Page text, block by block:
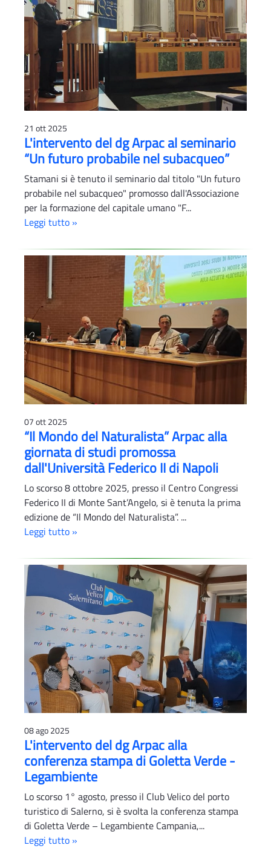
21 ott 2025
L'intervento del dg Arpac al seminario
“Un futuro probabile nel subacqueo”
Stamani si è tenuto il seminario dal titolo "Un futuro
probabile nel subacqueo" promosso dall'Associazione
per la formazione del capitale umano "F...
Leggi tutto »
07 ott 2025
“Il Mondo del Naturalista” Arpac alla
giornata di studi promossa
dall'Università Federico II di Napoli
Lo scorso 8 ottobre 2025, presso il Centro Congressi
Federico II di Monte Sant’Angelo, si è tenuta la prima
edizione de “Il Mondo del Naturalista”. ...
Leggi tutto »
08 ago 2025
L'intervento del dg Arpac alla
conferenza stampa di Goletta Verde -
Legambiente
Lo scorso 1° agosto, presso il Club Velico del porto
turistico di Salerno, si è svolta la conferenza stampa
di Goletta Verde – Legambiente Campania,...
Leggi tutto »